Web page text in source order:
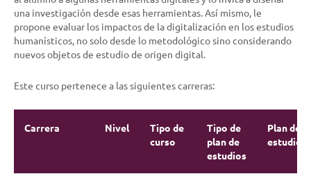
una investigación desde esas herramientas. Así mismo, le
propone evaluar los impactos de la digitalización en los estudios
humanísticos, no solo desde lo metodológico sino considerando
nuevos objetos de estudio de origen digital.
Este curso pertenece a las siguientes carreras:
Carrera Nivel
Tipo de
curso
Tipo de
plan de
estudios
Plan de
estudios